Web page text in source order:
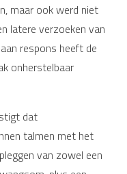
maar ook werd niet
latere verzoeken van
respons heeft de
onherstelbaar
dat
talmen met het
van zowel een